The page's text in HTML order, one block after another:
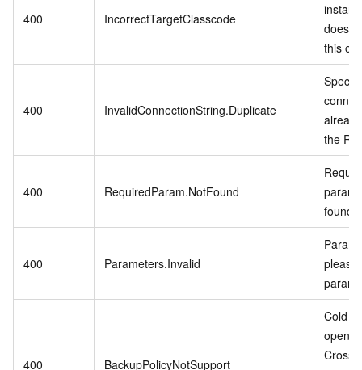
400 IncorrectTargetClasscode
does
this
400 InvalidConnectionString.Duplicate
the
400 RequiredParam.NotFound
param
found.
400 Parameters.Invalid
please
400 BackupPolicyNotSupport
Cold
open